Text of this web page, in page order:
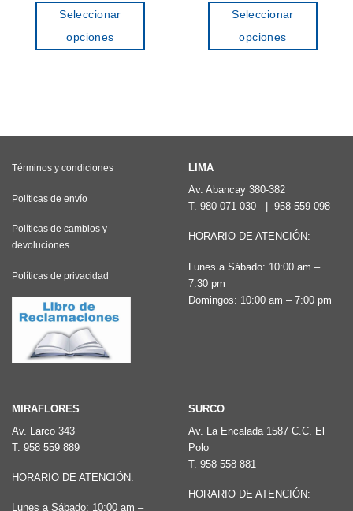
Seleccionar
opciones
Las
pueden
en
la
página
de
producto
Seleccionar
opciones
opciones
se
pueden
en
la
Términos y condiciones
Políticas de envío
Políticas de cambios y
devoluciones
Políticas de privacidad
LIMA
Av. Abancay 380-382
T. 980 071 030 958 559 098
HORARIO DE ATENCIÓN:
Lunes a Sábado: 10:00 am –
7:30 pm
Domingos: 10:00 am – 7:00 pm
MIRAFLORES
Av. Larco 343
T. 958 559 889
HORARIO DE ATENCIÓN:
Lunes a Sábado: 10:00 am –
SURCO
Av. La Encalada 1587 C.C. El
Polo
T. 958 558 881
HORARIO DE ATENCIÓN: